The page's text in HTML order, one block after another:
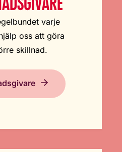
varje
oss att göra
skillnad.